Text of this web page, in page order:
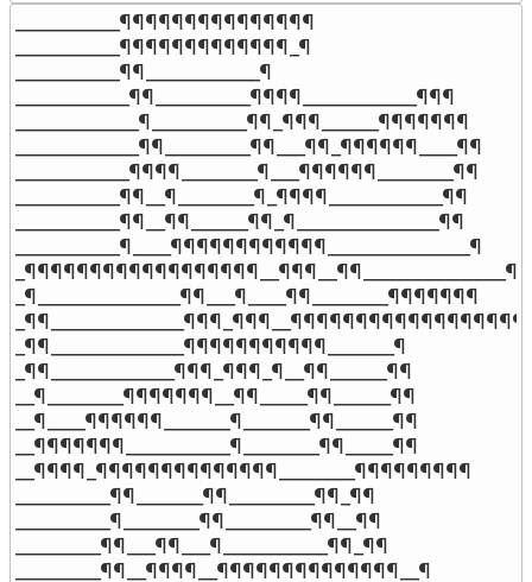
___________¶¶¶¶¶¶¶¶¶¶¶¶¶¶¶
___________¶¶¶¶¶¶¶¶¶¶¶¶¶_¶
___________¶¶____________¶
____________¶¶__________¶¶¶¶____________¶¶¶
_____________¶__________¶¶_¶¶¶______¶¶¶¶¶¶¶
_____________¶¶_________¶¶___¶¶_¶¶¶¶¶¶____¶¶
____________¶¶¶¶________¶___¶¶¶¶¶¶________¶¶
___________¶¶__¶________¶_¶¶¶¶____________¶¶
___________¶¶__¶¶______¶¶_¶_______________¶¶
___________¶____¶¶¶¶¶¶¶¶¶¶¶¶_______________¶
_¶¶¶¶¶¶¶¶¶¶¶¶¶¶¶¶¶¶__¶¶¶__¶¶_______________¶
_¶_______________¶¶___¶____¶¶________¶¶¶¶¶¶¶
_¶¶______________¶¶¶_¶¶¶__¶¶¶¶¶¶¶¶¶¶¶¶¶¶¶¶¶¶
_¶¶______________¶¶¶¶¶¶¶¶¶¶¶_______¶
_¶¶_____________¶¶¶_¶¶¶_¶__¶¶______¶¶
__¶________¶¶¶¶¶¶¶__¶¶_____¶¶______¶¶
__¶____¶¶¶¶¶¶_______¶_______¶¶______¶¶
__¶¶¶¶¶¶¶___________¶________¶¶_____¶¶
__¶¶¶¶_¶¶¶¶¶¶¶¶¶¶¶¶¶¶________¶¶¶¶¶¶¶¶¶
__________¶¶_______¶¶_________¶¶_¶¶
__________¶________¶¶_________¶¶__¶¶
_________¶¶___¶¶___¶___________¶¶_¶¶
_________¶¶__¶¶¶¶__¶¶¶¶¶¶¶¶¶¶¶¶¶¶__¶